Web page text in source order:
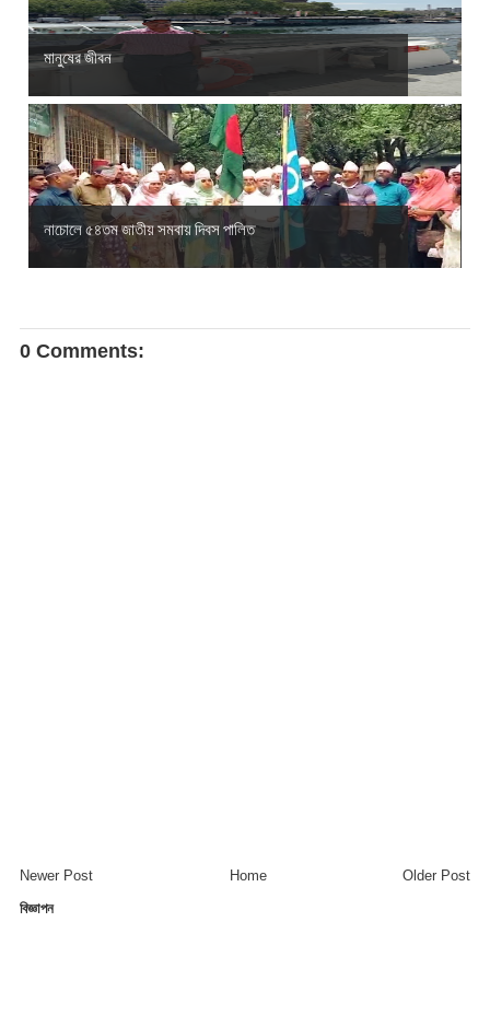
মানুষের জীবন
নাচোলে ৫৪তম জাতীয় সমবায় দিবস পালিত
0 Comments:
Newer Post Older Post
Home
বিজ্ঞাপন